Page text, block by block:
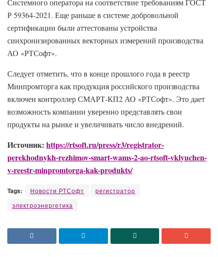
Системного оператора на соответствие требованиям ГОСТ
Р 59364-2021. Еще раньше в системе добровольной
сертификации были аттестованы устройства
синхронизированных векторных измерений производства
АО «РТСофт».
Следует отметить, что в конце прошлого года в реестр
Минпромторга как продукция российского производства
включен контроллер СМАРТ-КП2 АО «РТСофт». Это дает
возможность компании уверенно представлять свои
продукты на рынке и увеличивать число внедрений.
Источник: https://rtsoft.ru/press/r3/registrator-
perekhodnykh-rezhimov-smart-wams-2-ao-rtsoft-vklyuchen-
v-reestr-minpromtorga-kak-produkts/
Tags: Новости РТСофт
регистратор
электроэнергетика